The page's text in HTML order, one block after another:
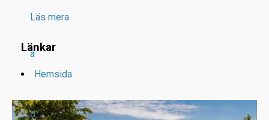
a
d
Läs mera
Länkar
Hemsida